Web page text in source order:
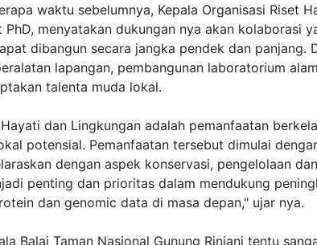
waktu sebelumnya, Kepala Organisasi Riset
PhD, menyatakan dukungan nya akan kolaborasi
dibangun secara jangka pendek dan panjang.
lapangan, pembangunan laboratorium alam
talenta muda lokal.
dan Lingkungan adalah pemanfaatan
potensial. Pemanfaatan tersebut dimulai
dengan aspek konservasi, pengelolaan
penting dan prioritas dalam mendukung
dan genomic data di masa depan," ujar nya.
Balai Taman Nasional Gunung Rinjani tentu